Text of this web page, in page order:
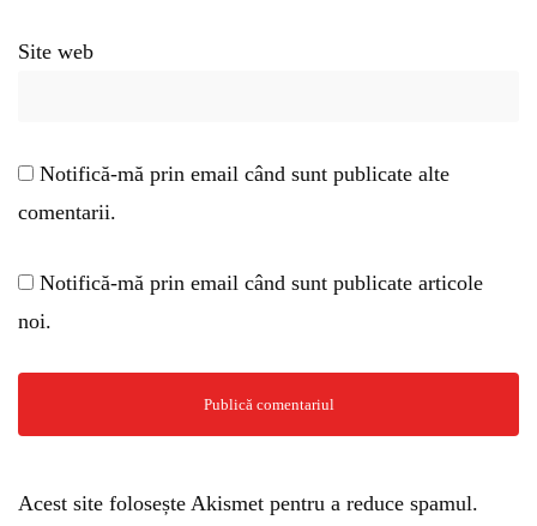
Site web
Notifică-mă prin email când sunt publicate alte
comentarii.
Notifică-mă prin email când sunt publicate articole
noi.
Acest site folosește Akismet pentru a reduce spamul.